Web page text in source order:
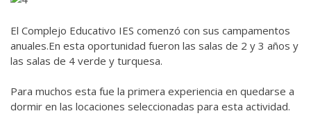
El Complejo Educativo IES comenzó con sus campamentos
anuales.En esta oportunidad fueron las salas de 2 y 3 años y
las salas de 4 verde y turquesa.
Para muchos esta fue la primera experiencia en quedarse a
dormir en las locaciones seleccionadas para esta actividad.